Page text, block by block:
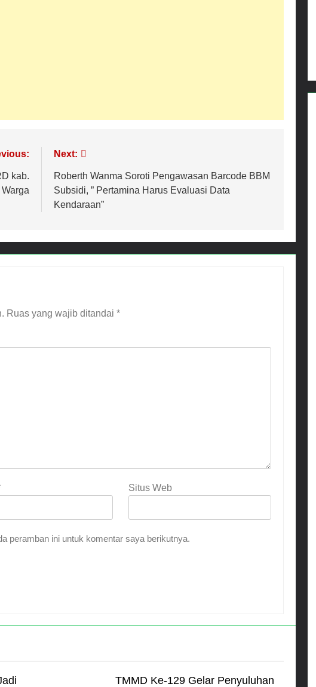
kab.
Next:
Roberth Wanma Soroti Pengawasan Barcode BBM
Subsidi, ” Pertamina Harus Evaluasi Data
Kendaraan”
Ruas yang wajib ditandai *
Situs Web
peramban ini untuk komentar saya berikutnya.
TMMD Ke-129 Gelar Penyuluhan